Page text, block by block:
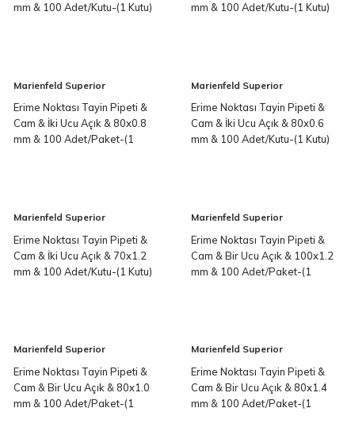
mm & 100 Adet/Kutu-(1 Kutu)
mm & 100 Adet/Kutu-(1 Kutu)
Marienfeld Superior
Erime Noktası Tayin Pipeti &
Cam & İki Ucu Açık & 80x0.8
mm & 100 Adet/Paket-(1
Marienfeld Superior
Erime Noktası Tayin Pipeti &
Cam & İki Ucu Açık & 80x0.6
mm & 100 Adet/Kutu-(1 Kutu)
Marienfeld Superior
Erime Noktası Tayin Pipeti &
Cam & İki Ucu Açık & 70x1.2
mm & 100 Adet/Kutu-(1 Kutu)
Marienfeld Superior
Erime Noktası Tayin Pipeti &
Cam & Bir Ucu Açık & 100x1.2
mm & 100 Adet/Paket-(1
Marienfeld Superior
Erime Noktası Tayin Pipeti &
Cam & Bir Ucu Açık & 80x1.0
mm & 100 Adet/Paket-(1
Marienfeld Superior
Erime Noktası Tayin Pipeti &
Cam & Bir Ucu Açık & 80x1.4
mm & 100 Adet/Paket-(1